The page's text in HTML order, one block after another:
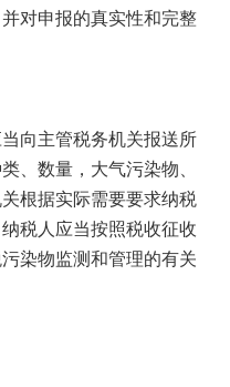
对申报的真实性和完整
向主管税务机关报送所
、数量，大气污染物、
根据实际需要要求纳税
税人应当按照税收征收
染物监测和管理的有关